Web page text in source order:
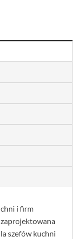
i firm
zaprojektowana
szefów kuchni